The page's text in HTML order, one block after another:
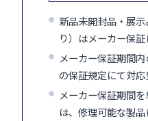
新品未開封品・展
り）はメーカー保証
メーカー保証期間
の保証規定にて対応
メーカー保証期間
は、修理可能な製